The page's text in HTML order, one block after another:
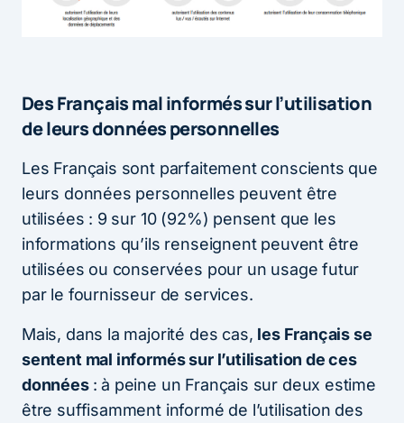
Des Français mal informés sur l’utilisation
de leurs données personnelles
Les Français sont parfaitement conscients que
leurs données personnelles peuvent être
utilisées : 9 sur 10 (92%) pensent que les
informations qu’ils renseignent peuvent être
utilisées ou conservées pour un usage futur
par le fournisseur de services.
Mais, dans la majorité des cas, les Français se
sentent mal informés sur l’utilisation de ces
données : à peine un Français sur deux estime
être suffisamment informé de l’utilisation des